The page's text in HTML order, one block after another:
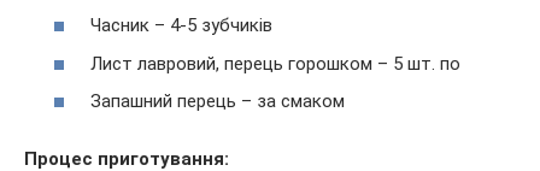
Часник – 4-5 зубчиків
Лист лавровий, перець горошком – 5 шт. по
Запашний перець – за смаком
Процес приготування: